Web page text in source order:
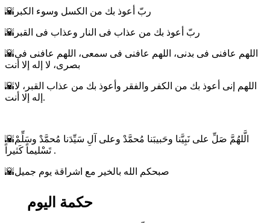
🌇ربّ أعوذ بك من الكسل وسوء الكبر
🌇ربّ أعوذ بك من عذاب فى النار وعذاب فى القبر
🌇اللهم عافنى فى بدنى، اللهم عافنى فى سمعى، اللهم عافنى فى
بصرى، لا إله إلا أنت
🌇اللهم إنى أعوذ بك من الكفر والفقر وأعوذ بك من عذاب القبر، لا
إله إلا أنت.
🌇الَّلهُمَّ صَلِّ على نَبِيَّنا وحَبيبَنا مُحمَّدْ وعلى آلِ سَيِّدَنا مُحمَّدْ وسَلِّمْ
تَسْليماً كَثيراً .
🌇صبحكم الله بالخير مع اشراقة يوم جميل
حكمة اليوم